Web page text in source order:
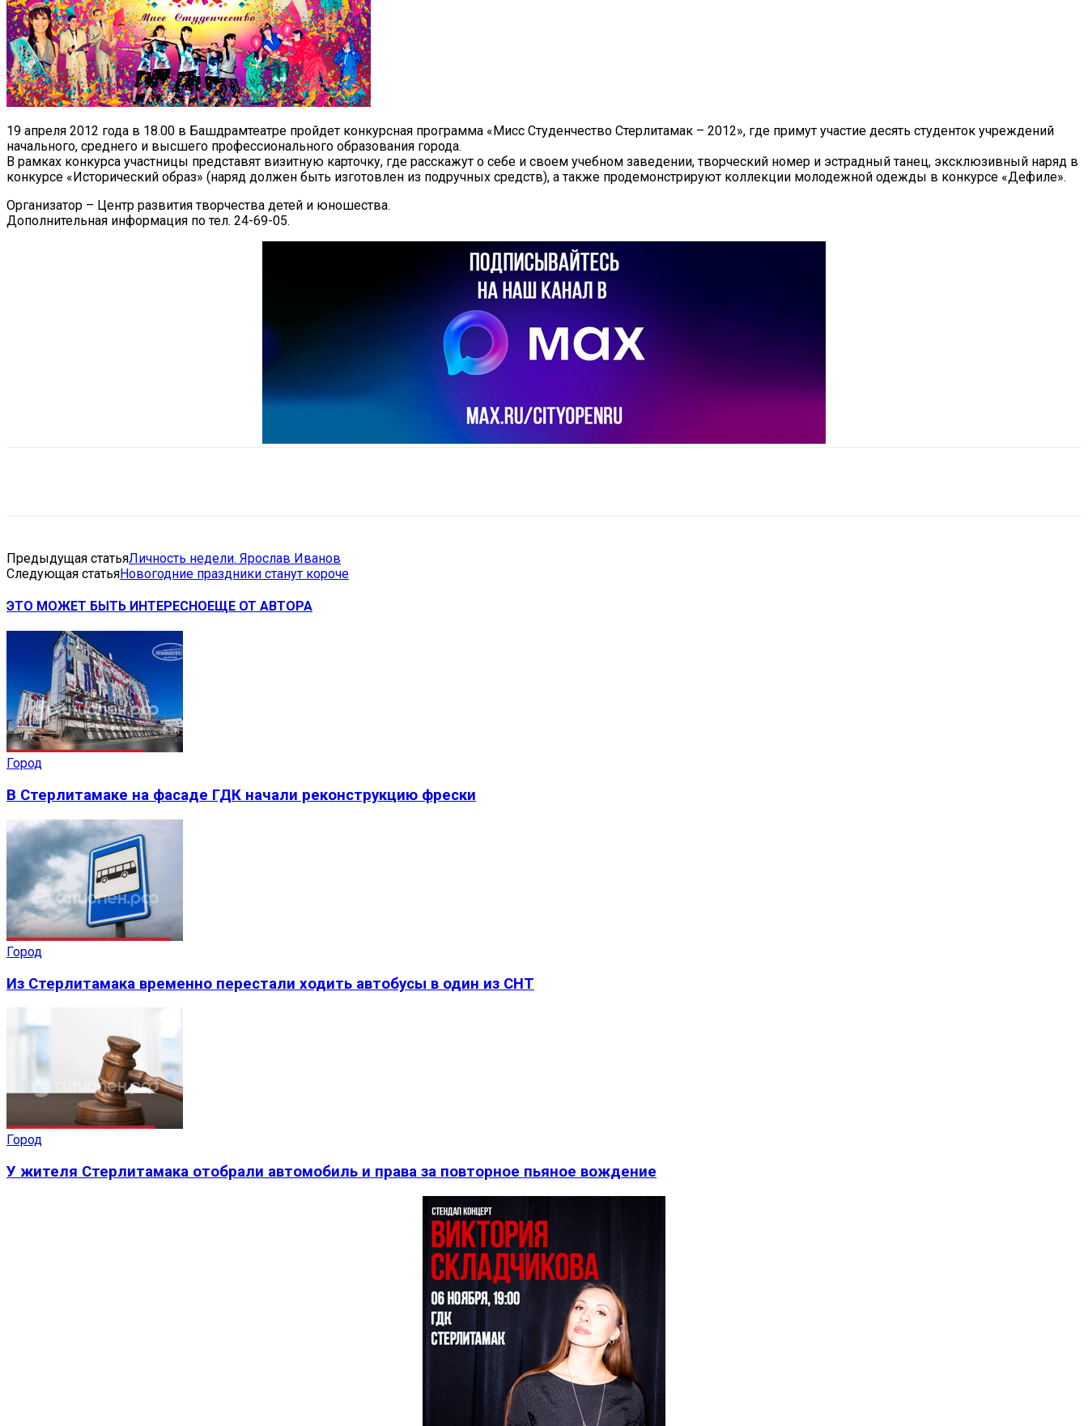
19 апреля 2012 года в 18.00 в Башдрамтеатре пройдет конкурсная программа «Мисс Студенчество Стерлитамак – 2012», где примут участие десять студенток учреждений
начального, среднего и высшего профессионального образования города.
В рамках конкурса участницы представят визитную карточку, где расскажут о себе и своем учебном заведении, творческий номер и эстрадный танец, эксклюзивный наряд в
конкурсе «Исторический образ» (наряд должен быть изготовлен из подручных средств), а также продемонстрируют коллекции молодежной одежды в конкурсе «Дефиле».
Организатор – Центр развития творчества детей и юношества.
Дополнительная информация по тел. 24-69-05.
Предыдущая статьяЛичность недели. Ярослав Иванов
Следующая статьяНовогодние праздники станут короче
ЭТО МОЖЕТ БЫТЬ ИНТЕРЕСНОЕЩЕ ОТ АВТОРА
Город
В Стерлитамаке на фасаде ГДК начали реконструкцию фрески
Город
Из Стерлитамака временно перестали ходить автобусы в один из СНТ
Город
У жителя Стерлитамака отобрали автомобиль и права за повторное пьяное вождение